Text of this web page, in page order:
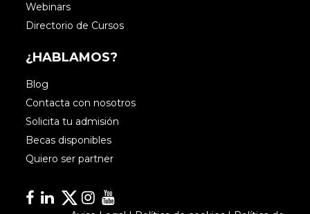
Webinars
Directorio de Cursos
¿HABLAMOS?
Blog
Contacta con nosotros
Solicita tu admisión
Becas disponibles
Quiero ser partner
Facebook
Linkedin
Linkedin
Instagram